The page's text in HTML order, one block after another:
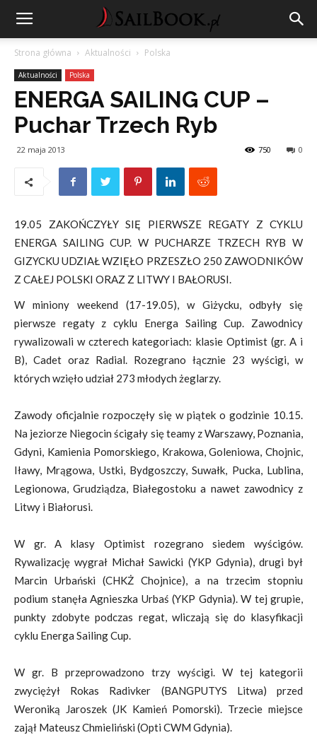
Strona główna Aktualności Polska
Aktualności Polska
ENERGA SAILING CUP –
Puchar Trzech Ryb
22 maja 2013 0
750
19.05 ZAKOŃCZYŁY SIĘ PIERWSZE REGATY Z CYKLU
ENERGA SAILING CUP. W PUCHARZE TRZECH RYB W
GIZYCKU UDZIAŁ WZIĘŁO PRZESZŁO 250 ZAWODNIKÓW
Z CAŁEJ POLSKI ORAZ Z LITWY I BAŁORUSI.
W miniony weekend (17-19.05), w Giżycku, odbyły się
pierwsze regaty z cyklu Energa Sailing Cup. Zawodnicy
rywalizowali w czterech kategoriach: klasie Optimist (gr. A i
B), Cadet oraz Radial. Rozegrano łącznie 23 wyścigi, w
których wzięło udział 273 młodych żeglarzy.
Zawody oficjalnie rozpoczęły się w piątek o godzinie 10.15.
Na jeziorze Niegocin ścigały się teamy z Warszawy, Poznania,
Gdyni, Kamienia Pomorskiego, Krakowa, Goleniowa, Chojnic,
Iławy, Mrągowa, Ustki, Bydgoszczy, Suwałk, Pucka, Lublina,
Legionowa, Grudziądza, Białegostoku a nawet zawodnicy z
Litwy i Białorusi.
W gr. A klasy Optimist rozegrano siedem wyścigów.
Rywalizację wygrał Michał Sawicki (YKP Gdynia), drugi był
Marcin Urbański (CHKŻ Chojnice), a na trzecim stopniu
podium stanęła Agnieszka Urbaś (YKP Gdynia). W tej grupie,
punkty zdobyte podczas regat, wliczają się do klasyfikacji
cyklu Energa Sailing Cup.
W gr. B przeprowadzono trzy wyścigi. W tej kategorii
zwyciężył Rokas Radivker (BANGPUTYS Litwa) przed
Weroniką Jaroszek (JK Kamień Pomorski). Trzecie miejsce
zajął Mateusz Chmieliński (Opti CWM Gdynia).